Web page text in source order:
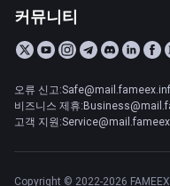
커뮤니티
오류 신고
비즈니스 제휴
고객 지원
Copyright © 2022-2026